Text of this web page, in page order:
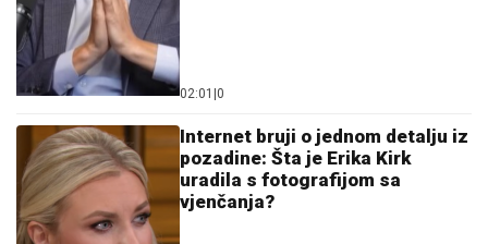
02:01 0
Internet bruji o jednom detalju iz
pozadine: Šta je Erika Kirk
uradila s fotografijom sa
vjenčanja?